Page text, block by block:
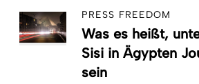
PRESS FREEDOM
Was es heißt,
Sisi in Ägypten
sein